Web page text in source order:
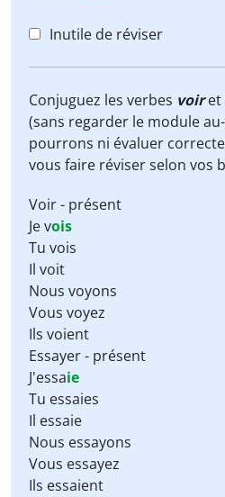
Inutile de réviser
Conjuguez les verbes voiret
(sans regarder le module
pourrons ni évaluer
vous faire réviser selon vos
Voir - présent
Je vois
Tu vois
Il voit
Nous voyons
Vous voyez
Ils voient
Essayer - présent
J'essaie
Tu essaies
Il essaie
Nous essayons
Vous essayez
Ils essaient